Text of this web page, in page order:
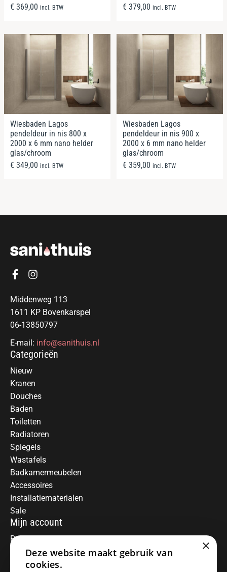
€ 369,00 incl. BTW
€ 379,00 incl. BTW
Wiesbaden Lagos
pendeldeur in nis 800 x
2000 x 6 mm nano helder
glas/chroom
€ 349,00 incl. BTW
Wiesbaden Lagos
pendeldeur in nis 900 x
2000 x 6 mm nano helder
glas/chroom
€ 359,00 incl. BTW
Middenweg 113
1611 KP Bovenkarspel
06-13850797
E-mail: info@sanithuis.nl
Categorieën
Nieuw
Kranen
Douches
Baden
Toiletten
Radiatoren
Spiegels
Wastafels
Badkamermeubelen
Accessoires
Installatiematerialen
Sale
Mijn account
Registreren
Mijn bestellingen
Informatie
×
Deze website maakt gebruik van
cookies.